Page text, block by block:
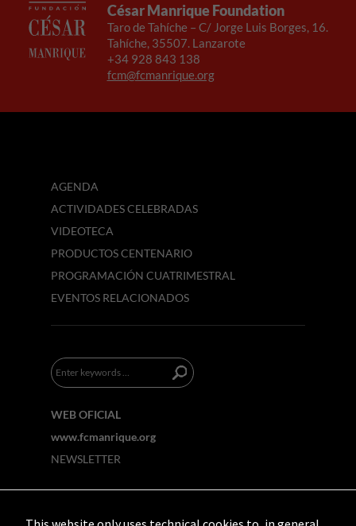
César Manrique Foundation
Taro de Tahíche – C/ Jorge Luis Borges, 16.
Tahíche, 35507. Lanzarote
+34 928 843 138
fcm@fcmanrique.org
AGENDA
ACTIVIDADES CELEBRADAS
VIDEOTECA
PRODUCTOS CENTENARIO
PROGRAMACIÓN CUATRIMESTRAL
EVENTOS RELACIONADOS
WEB OFICIAL
www.fcmanrique.org
NEWSLETTER